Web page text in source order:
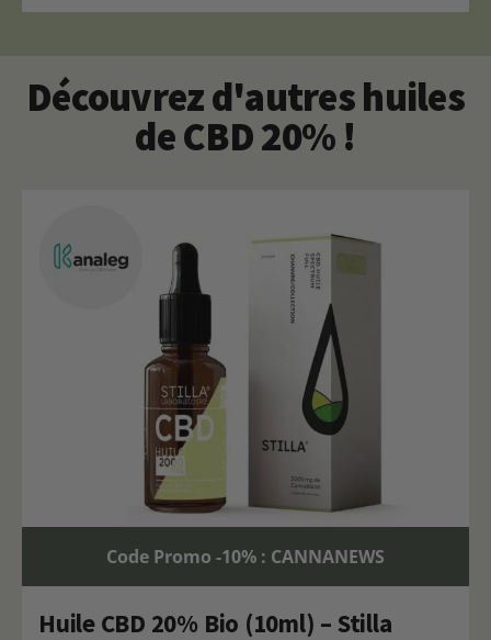
Découvrez d'autres huiles
de CBD 20% !
Code Promo -10% : CANNANEWS
Huile CBD 20% Bio (10ml) – Stilla